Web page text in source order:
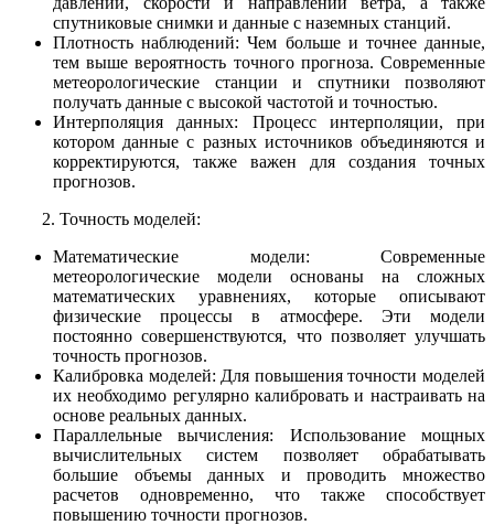
спутниковые снимки и данные с наземных станций.
Плотность наблюдений: Чем больше и точнее данные,
тем выше вероятность точного прогноза. Современные
метеорологические станции и спутники позволяют
получать данные с высокой частотой и точностью.
Интерполяция данных: Процесс интерполяции, при
котором данные с разных источников объединяются и
корректируются, также важен для создания точных
прогнозов.
2. Точность моделей:
Математические модели: Современные
метеорологические модели основаны на сложных
математических уравнениях, которые описывают
физические процессы в атмосфере. Эти модели
постоянно совершенствуются, что позволяет улучшать
точность прогнозов.
Калибровка моделей: Для повышения точности моделей
их необходимо регулярно калибровать и настраивать на
основе реальных данных.
Параллельные вычисления: Использование мощных
вычислительных систем позволяет обрабатывать
большие объемы данных и проводить множество
расчетов одновременно, что также способствует
повышению точности прогнозов.